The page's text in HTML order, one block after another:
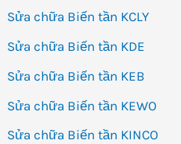
Sửa chữa Biến tần KCLY
Sửa chữa Biến tần KDE
Sửa chữa Biến tần KEB
Sửa chữa Biến tần KEWO
Sửa chữa Biến tần KINCO